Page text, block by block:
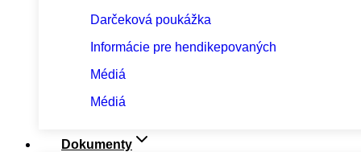
Darčeková poukážka
Informácie pre hendikepovaných
Médiá
Médiá
Dokumenty